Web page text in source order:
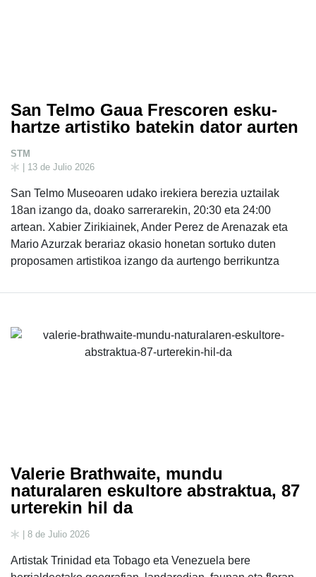
San Telmo Gaua Frescoren esku-
hartze artistiko batekin dator aurten
STM
| 13 de Julio 2026
San Telmo Museoaren udako irekiera berezia uztailak
18an izango da, doako sarrerarekin, 20:30 eta 24:00
artean. Xabier Zirikiainek, Ander Perez de Arenazak eta
Mario Azurzak berariaz okasio honetan sortuko duten
proposamen artistikoa izango da aurtengo berrikuntza
Valerie Brathwaite, mundu
naturalaren eskultore abstraktua, 87
urterekin hil da
| 8 de Julio 2026
Artistak Trinidad eta Tobago eta Venezuela bere